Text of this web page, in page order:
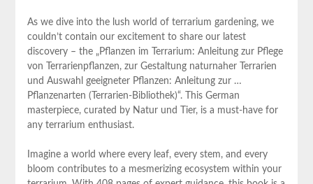
As we dive into the lush world ‍of terrarium gardening, we⁢
couldn’t contain ‌our excitement to share our latest
discovery‍ – the „Pflanzen im Terrarium: Anleitung zur⁣ Pflege
von Terrarienpflanzen, zur Gestaltung naturnaher Terrarien
und Auswahl geeigneter Pflanzen: Anleitung zur⁣ …⁢
Pflanzenarten (Terrarien-Bibliothek)“. This‍ German
masterpiece, curated by Natur⁤ und Tier, is a​ must-have for
any terrarium enthusiast.
Imagine a world where every ‌leaf, every ​stem, and every
bloom contributes to a mesmerizing ‍ecosystem within your